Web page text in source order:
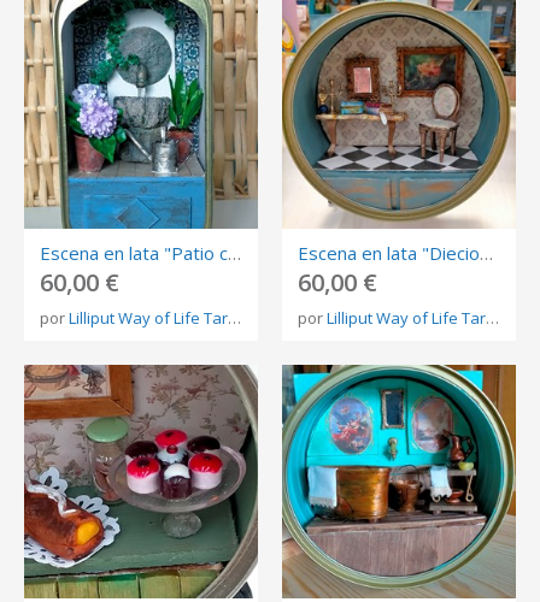
Escena en lata "Patio con fuente"
60,00 €
porLilliput Way of Life Tareixa Lorenzo
Escena en lata "Dieciochesca"
60,00 €
porLilliput Way of Life Tareixa Lorenzo